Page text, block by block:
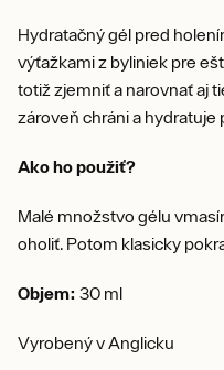
Hydratačný gél pred
výťažkami z byliniek pre
totiž zjemniť a narovnať aj
zároveň chráni a hydratuje
Ako ho použiť?
Malé množstvo gélu
oholiť. Potom klasicky
Objem: 30 ml
Vyrobený v Anglicku